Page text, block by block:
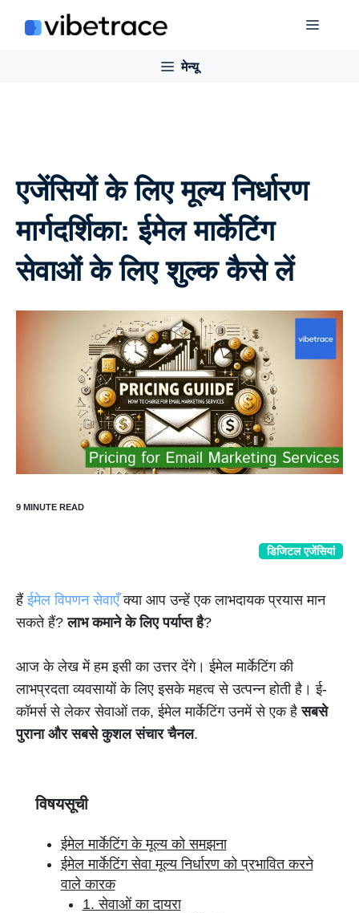
छोड़कर
मेन्यू
मेन्यू
एजेंसियों के लिए मूल्य निर्धारण
मार्गदर्शिका: ईमेल मार्केटिंग
सेवाओं के लिए शुल्क कैसे लें
डिजिटल एजेंसियां
हैंईमेल विपणन सेवाएँक्या आप उन्हें एक लाभदायक प्रयास मान
सकते हैं?लाभ कमाने के लिए पर्याप्त है?
आज के लेख में हम इसी का उत्तर देंगे। ईमेल मार्केटिंग की
लाभप्रदता व्यवसायों के लिए इसके महत्व से उत्पन्न होती है। ई-
कॉमर्स से लेकर सेवाओं तक, ईमेल मार्केटिंग उनमें से एक हैसबसे
पुराना और सबसे कुशल संचार चैनल.
विषयसूची
ईमेल मार्केटिंग के मूल्य को समझना
ईमेल मार्केटिंग सेवा मूल्य निर्धारण को प्रभावित करने
वाले कारक
1. सेवाओं का दायरा